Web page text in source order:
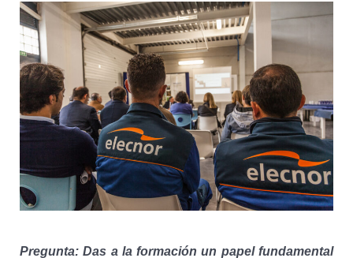
Pregunta: Das a la formación un papel fundamental